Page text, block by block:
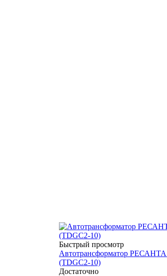
Быстрый просмотр
Автотрансформатор
(TDGC2-10)
Достаточно